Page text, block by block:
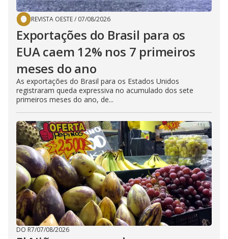
REVISTA OESTE/ 07/08/2026
Exportações do Brasil para os
EUA caem 12% nos 7 primeiros
meses do ano
As exportações do Brasil para os Estados Unidos
registraram queda expressiva no acumulado dos sete
primeiros meses do ano, de...
DO R7/07/08/2026